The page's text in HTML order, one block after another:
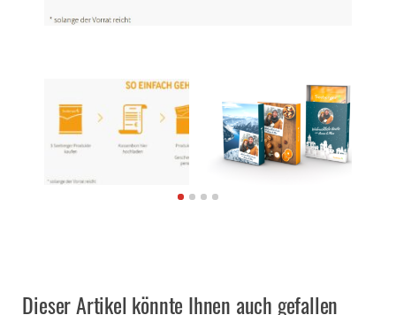
Dieser Artikel könnte Ihnen auch gefallen